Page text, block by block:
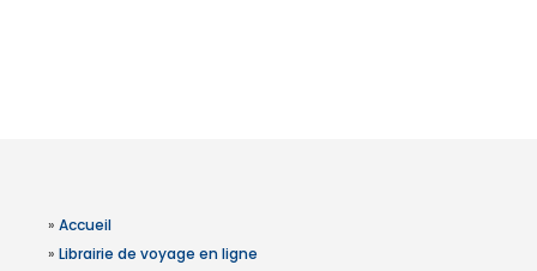
» Accueil
» Librairie de voyage en ligne